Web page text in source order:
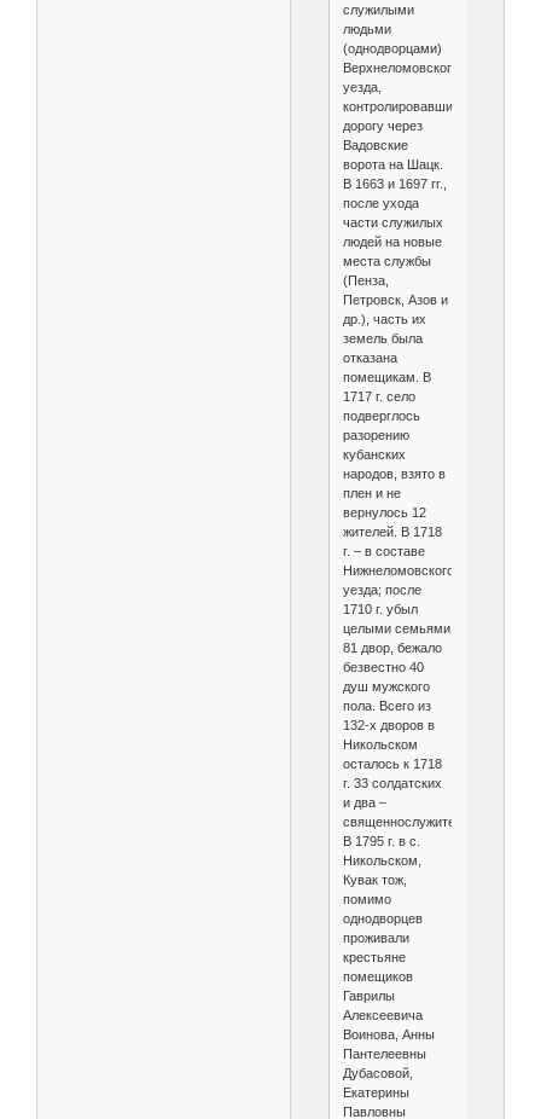
служилыми
людьми
(однодворцами)
Верхнеломовского
уезда,
контролировавшими
дорогу через
Вадовские
ворота на Шацк.
В 1663 и 1697 гг.,
после ухода
части служилых
людей на новые
места службы
(Пенза,
Петровск, Азов и
др.), часть их
земель была
отказана
помещикам. В
1717 г. село
подверглось
разорению
кубанских
народов, взято в
плен и не
вернулось 12
жителей. В 1718
г. – в составе
Нижнеломовского
уезда; после
1710 г. убыл
целыми семьями
81 двор, бежало
безвестно 40
душ мужского
пола. Всего из
132-х дворов в
Никольском
осталось к 1718
г. 33 солдатских
и два –
священнослужителей.
В 1795 г. в с.
Никольском,
Кувак тож,
помимо
однодворцев
проживали
крестьяне
помещиков
Гаврилы
Алексеевича
Воинова, Анны
Пантелеевны
Дубасовой,
Екатерины
Павловны